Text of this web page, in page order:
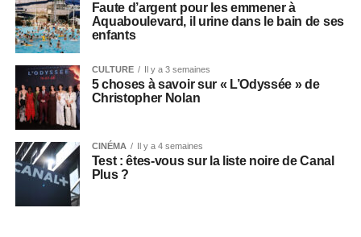
Faute d’argent pour les emmener à
Aquaboulevard, il urine dans le bain de ses
enfants
CULTURE Il y a 3 semaines
5 choses à savoir sur « L’Odyssée » de
Christopher Nolan
CINÉMA Il y a 4 semaines
Test : êtes-vous sur la liste noire de Canal
Plus ?